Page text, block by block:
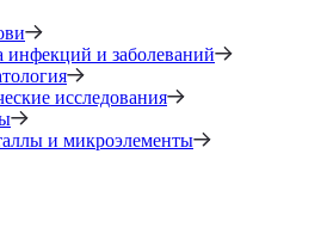
инфекций и заболеваний
исследования
и микроэлементы